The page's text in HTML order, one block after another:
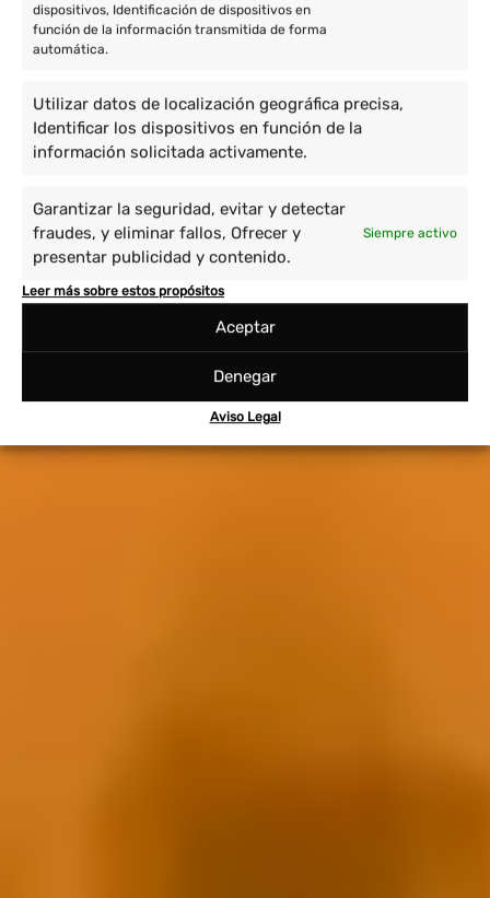
dispositivos, Identificación de dispositivos en
función de la información transmitida de forma
automática.
Utilizar datos de localización geográfica precisa,
Identificar los dispositivos en función de la
información solicitada activamente.
Garantizar la seguridad, evitar y detectar
fraudes, y eliminar fallos, Ofrecer y
presentar publicidad y contenido.
Siempre activo
Leer más sobre estos propósitos
Aceptar
Denegar
Aviso Legal